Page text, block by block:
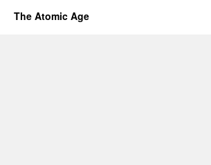
The Atomic Age